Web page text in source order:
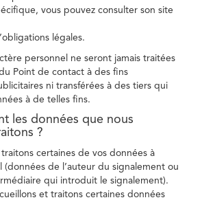
vous pouvez consulter son site
légales.
personnel ne seront jamais traitées
Point de contact à des fins
ni transférées à des tiers qui
à de telles fins.
les données que nous
?
certaines de vos données à
(données de l’auteur du signalement ou
qui introduit le signalement).
et traitons certaines données